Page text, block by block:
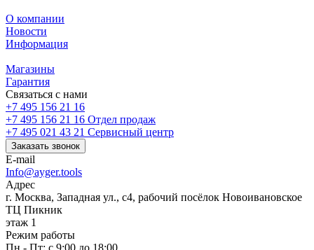
О компании
Новости
Информация
Магазины
Гарантия
Связаться с нами
+7 495 156 21 16
+7 495 156 21 16 Отдел продаж
+7 495 021 43 21 Cервисный центр
Заказать звонок
E-mail
Info@ayger.tools
Адрес
г. Москва, Западная ул., с4, рабочий посёлок Новоивановское
ТЦ Пикник
этаж 1
Режим работы
Пн - Пт: с 9:00 до 18:00